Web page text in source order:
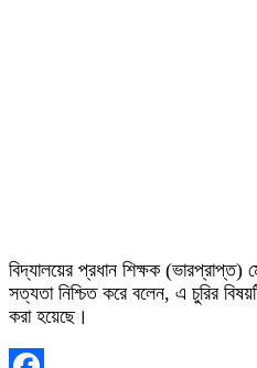
বিদ্যালয়ের প্রধান শিক্ষক (ভারপ্রাপ্ত)
সত্যতা নিশ্চিত করে বলেন, এ চুরির
করা হয়েছে।